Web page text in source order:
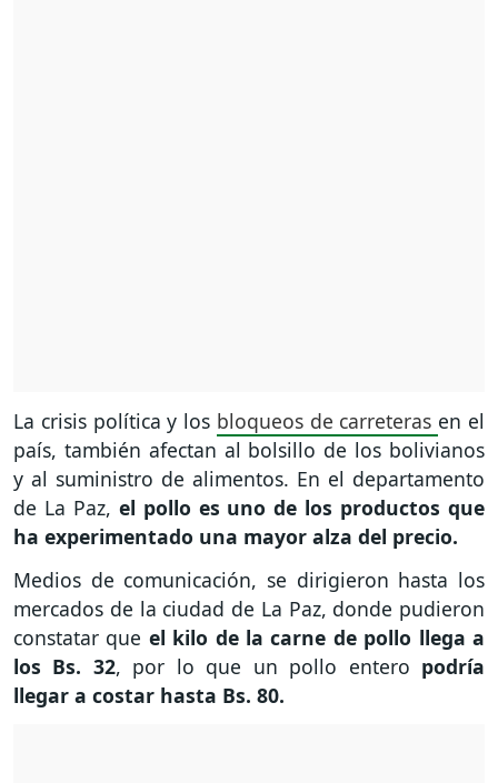
La crisis política y los bloqueos de carreteras en el
país, también afectan al bolsillo de los bolivianos
y al suministro de alimentos. En el departamento
de La Paz, el pollo es uno de los productos que
ha experimentado una mayor alza del precio.
Medios de comunicación, se dirigieron hasta los
mercados de la ciudad de La Paz, donde pudieron
constatar que el kilo de la carne de pollo llega a
los Bs. 32, por lo que un pollo entero podría
llegar a costar hasta Bs. 80.